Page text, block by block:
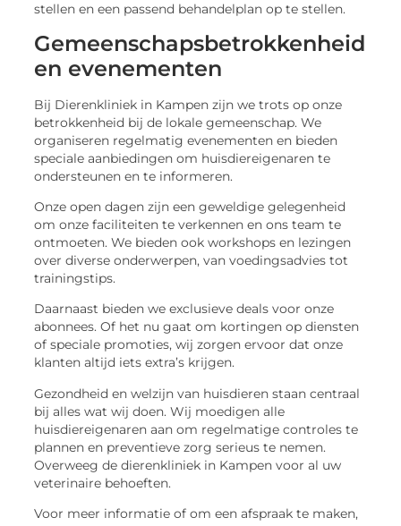
stellen en een passend behandelplan op te stellen.
Gemeenschapsbetrokkenheid
en evenementen
Bij Dierenkliniek in Kampen zijn we trots op onze
betrokkenheid bij de lokale gemeenschap. We
organiseren regelmatig evenementen en bieden
speciale aanbiedingen om huisdiereigenaren te
ondersteunen en te informeren.
Onze open dagen zijn een geweldige gelegenheid
om onze faciliteiten te verkennen en ons team te
ontmoeten. We bieden ook workshops en lezingen
over diverse onderwerpen, van voedingsadvies tot
trainingstips.
Daarnaast bieden we exclusieve deals voor onze
abonnees. Of het nu gaat om kortingen op diensten
of speciale promoties, wij zorgen ervoor dat onze
klanten altijd iets extra’s krijgen.
Gezondheid en welzijn van huisdieren staan centraal
bij alles wat wij doen. Wij moedigen alle
huisdiereigenaren aan om regelmatige controles te
plannen en preventieve zorg serieus te nemen.
Overweeg de dierenkliniek in Kampen voor al uw
veterinaire behoeften.
Voor meer informatie of om een afspraak te maken,